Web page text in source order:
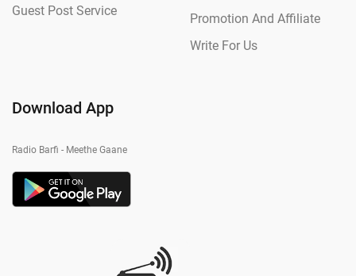
Guest Post Service
Promotion And Affiliate
Write For Us
Download App
Radio Barfi - Meethe Gaane